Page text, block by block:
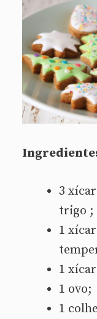
3
trigo ;
1
1
1 ovo;
1